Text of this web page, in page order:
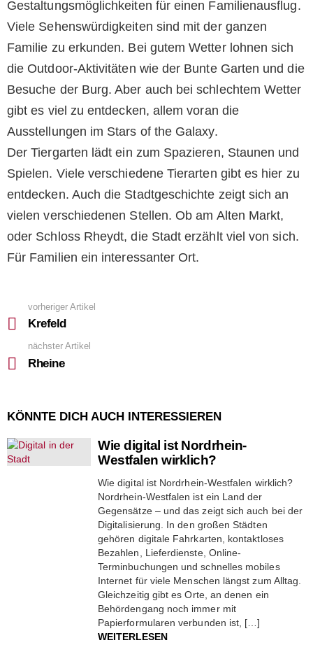
Gestaltungsmöglichkeiten für einen Familienausflug.
Viele Sehenswürdigkeiten sind mit der ganzen
Familie zu erkunden. Bei gutem Wetter lohnen sich
die Outdoor-Aktivitäten wie der Bunte Garten und die
Besuche der Burg. Aber auch bei schlechtem Wetter
gibt es viel zu entdecken, allem voran die
Ausstellungen im Stars of the Galaxy.
Der Tiergarten lädt ein zum Spazieren, Staunen und
Spielen. Viele verschiedene Tierarten gibt es hier zu
entdecken. Auch die Stadtgeschichte zeigt sich an
vielen verschiedenen Stellen. Ob am Alten Markt,
oder Schloss Rheydt, die Stadt erzählt viel von sich.
Für Familien ein interessanter Ort.
more
vorheriger Artikel
Krefeld
nächster Artikel
Rheine
KÖNNTE DICH AUCH INTERESSIEREN
Wie digital ist Nordrhein-
Westfalen wirklich?
Wie digital ist Nordrhein-Westfalen wirklich?
Nordrhein-Westfalen ist ein Land der
Gegensätze – und das zeigt sich auch bei der
Digitalisierung. In den großen Städten
gehören digitale Fahrkarten, kontaktloses
Bezahlen, Lieferdienste, Online-
Terminbuchungen und schnelles mobiles
Internet für viele Menschen längst zum Alltag.
Gleichzeitig gibt es Orte, an denen ein
Behördengang noch immer mit
Papierformularen verbunden ist, […]
WEITERLESEN